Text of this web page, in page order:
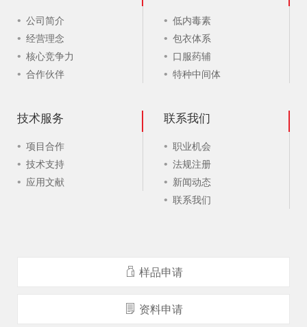
公司简介
经营理念
核心竞争力
合作伙伴
低内毒素
包衣体系
口服药辅
特种中间体
技术服务
项目合作
技术支持
应用文献
联系我们
职业机会
法规注册
新闻动态
联系我们
样品申请
资料申请